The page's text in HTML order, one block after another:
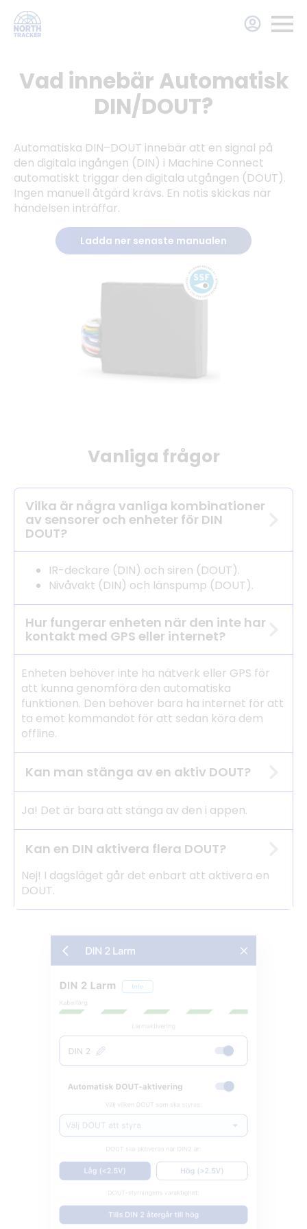
Vad innebär Automatisk
DIN/DOUT?
Automatiska DIN–DOUT innebär att en signal på
den digitala ingången (DIN) i Machine Connect
automatiskt triggar den digitala utgången (DOUT).
Ingen manuell åtgärd krävs. En notis skickas när
händelsen inträffar.
Ladda ner senaste manualen
Vanliga frågor
Vilka är några vanliga kombinationer
av sensorer och enheter för DIN
DOUT?
IR-deckare (DIN) och siren (DOUT).
Nivåvakt (DIN) och länspump (DOUT).
Hur fungerar enheten när den inte har
kontakt med GPS eller internet?
Enheten behöver inte ha nätverk eller GPS för
att kunna genomföra den automatiska
funktionen. Den behöver bara ha internet för att
ta emot kommandot för att sedan köra dem
offline.
Kan man stänga av en aktiv DOUT?
Ja! Det är bara att stänga av den i appen.
Kan en DIN aktivera flera DOUT?
Nej! I dagsläget går det enbart att aktivera en
DOUT.